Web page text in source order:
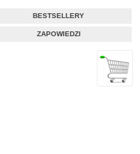
BESTSELLERY
ZAPOWIEDZI